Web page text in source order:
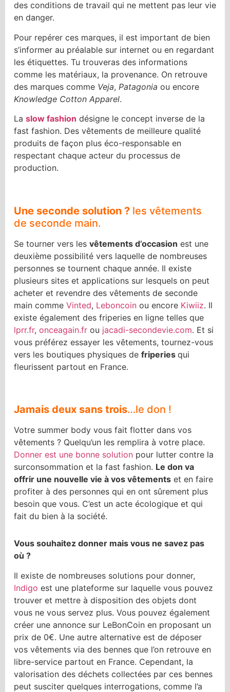
des conditions de travail qui ne mettent pas leur vie
en danger.
Pour repérer ces marques, il est important de bien
s’informer au préalable sur internet ou en regardant
les étiquettes. Tu trouveras des informations
comme les matériaux, la provenance. On retrouve
des marques comme Veja, Patagonia ou encore
Knowledge Cotton Apparel.
La slow fashion désigne le concept inverse de la
fast fashion. Des vêtements de meilleure qualité
produits de façon plus éco-responsable en
respectant chaque acteur du processus de
production.
Une seconde solution ? les vêtements
de seconde main.
Se tourner vers les vêtements d’occasion est une
deuxième possibilité vers laquelle de nombreuses
personnes se tournent chaque année. Il existe
plusieurs sites et applications sur lesquels on peut
acheter et revendre des vêtements de seconde
main comme Vinted, Leboncoin ou encore Kiwiiz. Il
existe également des friperies en ligne telles que
lprr.fr, onceagain.fr ou jacadi-secondevie.com. Et si
vous préférez essayer les vêtements, tournez-vous
vers les boutiques physiques de friperies qui
fleurissent partout en France.
Jamais deux sans trois…le don !
Votre summer body vous fait flotter dans vos
vêtements ? Quelqu’un les remplira à votre place.
Donner est une bonne solution pour lutter contre la
surconsommation et la fast fashion. Le don va
offrir une nouvelle vie à vos vêtements et en faire
profiter à des personnes qui en ont sûrement plus
besoin que vous. C’est un acte écologique et qui
fait du bien à la société.
Vous souhaitez donner mais vous ne savez pas
où ?
Il existe de nombreuses solutions pour donner,
Indigo est une plateforme sur laquelle vous pouvez
trouver et mettre à disposition des objets dont
vous ne vous servez plus. Vous pouvez également
créer une annonce sur LeBonCoin en proposant un
prix de 0€. Une autre alternative est de déposer
vos vêtements via des bennes que l’on retrouve en
libre-service partout en France. Cependant, la
valorisation des déchets collectées par ces bennes
peut susciter quelques interrogations, comme l’a